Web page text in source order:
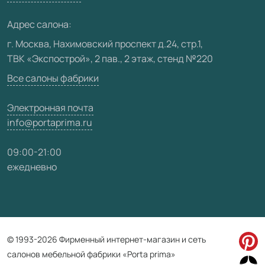
Видео
Карта сайта
Адрес салона:
г. Москва, Нахимовский проспект д.24, стр.1,
ТВК «Экспострой», 2 пав., 2 этаж, стенд №220
Все салоны фабрики
Электронная почта
info@portaprima.ru
09:00-21:00
ежедневно
© 1993-2026 Фирменный интернет-магазин и сеть
салонов мебельной фабрики «Porta prima»